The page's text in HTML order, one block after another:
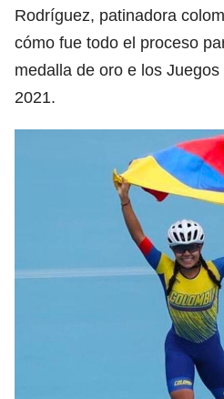
Rodríguez, patinadora
cómo fue todo el proceso
medalla de oro e los
2021.